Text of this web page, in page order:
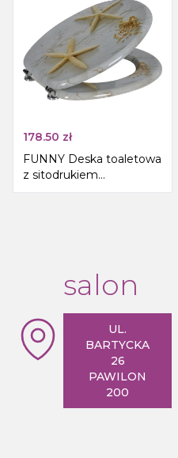
178.50 zł
FUNNY Deska toaletowa
z sitodrukiem
rozgwiazda, biały
salon
UL.
BARTYCKA
26
PAWILON
200